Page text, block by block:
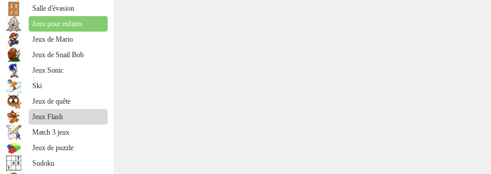
Salle d'évasion
Jeux pour enfants
Jeux de Mario
Jeux de Snail Bob
Jeux Sonic
Ski
Jeux de quête
Jeux Flash
Match 3 jeux
Jeux de puzzle
Sudoku